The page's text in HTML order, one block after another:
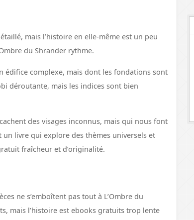
mais l’histoire en elle-même est un peu
du Shrander rythme.
édifice complexe, mais dont les fondations sont
déroutante, mais les indices sont bien
des visages inconnus, mais qui nous font
livre qui explore des thèmes universels et
fraîcheur et d’originalité.
ne s’emboîtent pas tout à L’Ombre du
mais l’histoire est ebooks gratuits trop lente